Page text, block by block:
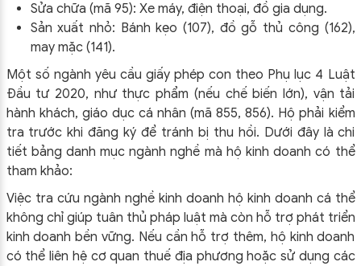
Sửa chữa (mã 95): Xe máy, điện thoại, đồ gia dụng.​
Sản xuất nhỏ: Bánh kẹo (107), đồ gỗ thủ công (162),
may mặc (141).​
Một số ngành yêu cầu giấy phép con theo Phụ lục 4 Luật
Đầu tư 2020, như thực phẩm (nếu chế biến lớn), vận tải
hành khách, giáo dục cá nhân (mã 855, 856). Hộ phải kiểm
tra trước khi đăng ký để tránh bị thu hồi.​ Dưới đây là chi
tiết bảng danh mục ngành nghề mà hộ kinh doanh có thể
tham khảo:
Việc tra cứu ngành nghề kinh doanh hộ kinh doanh cá thể
không chỉ giúp tuân thủ pháp luật mà còn hỗ trợ phát triển
kinh doanh bền vững. Nếu cần hỗ trợ thêm, hộ kinh doanh
có thể liên hệ cơ quan thuế địa phương hoặc sử dụng các